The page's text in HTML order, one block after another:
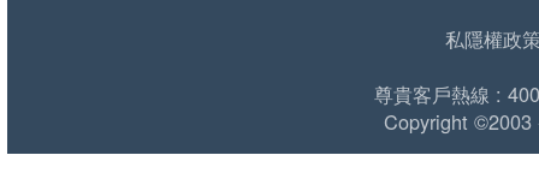
私隱權政
尊貴客戶熱線 :
Copyright ©2003